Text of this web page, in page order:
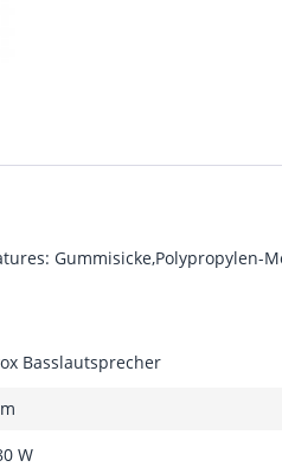
Gummisicke,Polypropylen-
Basslautsprecher
W